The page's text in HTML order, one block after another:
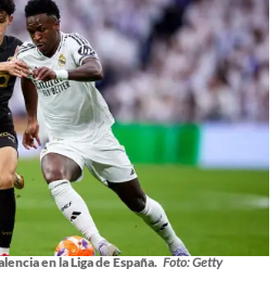
en la Liga de España. Foto: Getty